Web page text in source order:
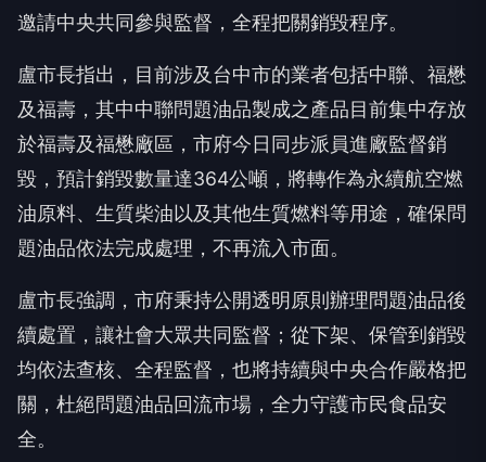
邀請中央共同參與監督，全程把關銷毀程序。
盧市長指出，目前涉及台中市的業者包括中聯、福懋
及福壽，其中中聯問題油品製成之產品目前集中存放
於福壽及福懋廠區，市府今日同步派員進廠監督銷
毀，預計銷毀數量達364公噸，將轉作為永續航空燃
油原料、生質柴油以及其他生質燃料等用途，確保問
題油品依法完成處理，不再流入市面。
盧市長強調，市府秉持公開透明原則辦理問題油品後
續處置，讓社會大眾共同監督；從下架、保管到銷毀
均依法查核、全程監督，也將持續與中央合作嚴格把
關，杜絕問題油品回流市場，全力守護市民食品安
全。